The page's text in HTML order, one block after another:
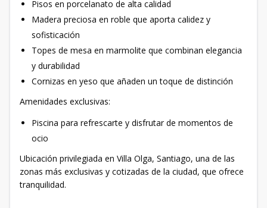
Pisos en porcelanato de alta calidad
Madera preciosa en roble que aporta calidez y
sofisticación
Topes de mesa en marmolite que combinan elegancia
y durabilidad
Cornizas en yeso que añaden un toque de distinción
Amenidades exclusivas:
Piscina para refrescarte y disfrutar de momentos de
ocio
Ubicación privilegiada en Villa Olga, Santiago, una de las
zonas más exclusivas y cotizadas de la ciudad, que ofrece
tranquilidad.